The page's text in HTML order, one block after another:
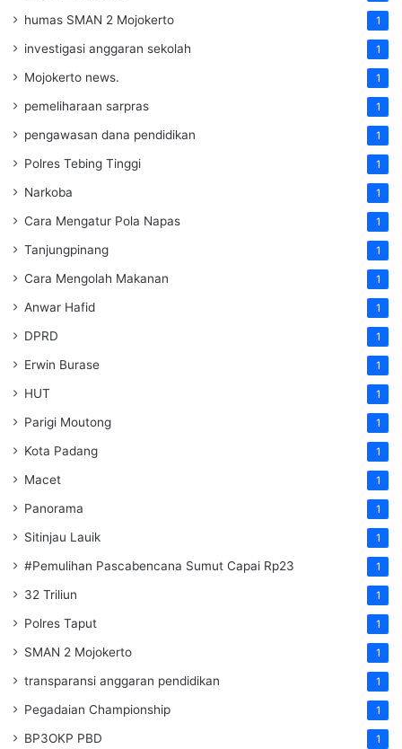
humas SMAN 2 Mojokerto 1
investigasi anggaran sekolah 1
Mojokerto news. 1
pemeliharaan sarpras 1
pengawasan dana pendidikan 1
Polres Tebing Tinggi 1
Narkoba 1
Cara Mengatur Pola Napas 1
Tanjungpinang 1
Cara Mengolah Makanan 1
Anwar Hafid 1
DPRD 1
Erwin Burase 1
HUT 1
Parigi Moutong 1
Kota Padang 1
Macet 1
Panorama 1
Sitinjau Lauik 1
#Pemulihan Pascabencana Sumut Capai Rp23 1
32 Triliun 1
Polres Taput 1
SMAN 2 Mojokerto 1
transparansi anggaran pendidikan 1
Pegadaian Championship 1
BP3OKP PBD 1